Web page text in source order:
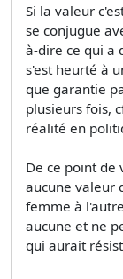
Si la valeur
se conjugue
à-dire ce qui a
s'est heurté à
que garantie
plusieurs fois,
réalité en
De ce point de
aucune valeur
femme à
aucune et ne
qui aurait